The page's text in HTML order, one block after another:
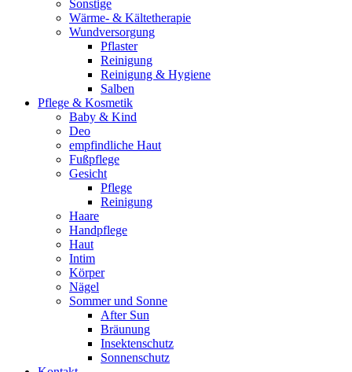
Sonstige
Wärme- & Kältetherapie
Wundversorgung
Pflaster
Reinigung
Reinigung & Hygiene
Salben
Pflege & Kosmetik
Baby & Kind
Deo
empfindliche Haut
Fußpflege
Gesicht
Pflege
Reinigung
Haare
Handpflege
Haut
Intim
Körper
Nägel
Sommer und Sonne
After Sun
Bräunung
Insektenschutz
Sonnenschutz